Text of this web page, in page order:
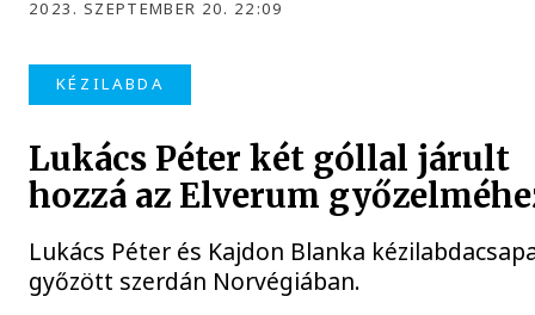
2023. SZEPTEMBER 20. 22:09
KÉZILABDA
Lukács Péter két góllal járult
hozzá az Elverum
Lukács Péter és Kajdon Blanka
győzött szerdán Norvégiában.